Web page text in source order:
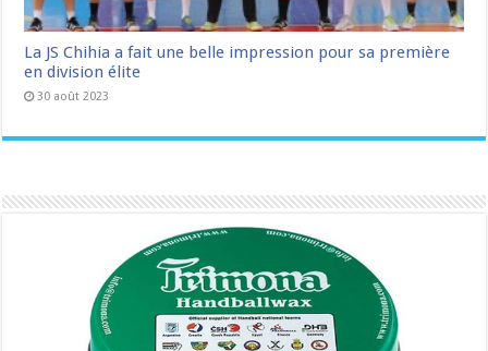
La JS Chihia a fait une belle impression pour sa première
en division élite
30 août 2023